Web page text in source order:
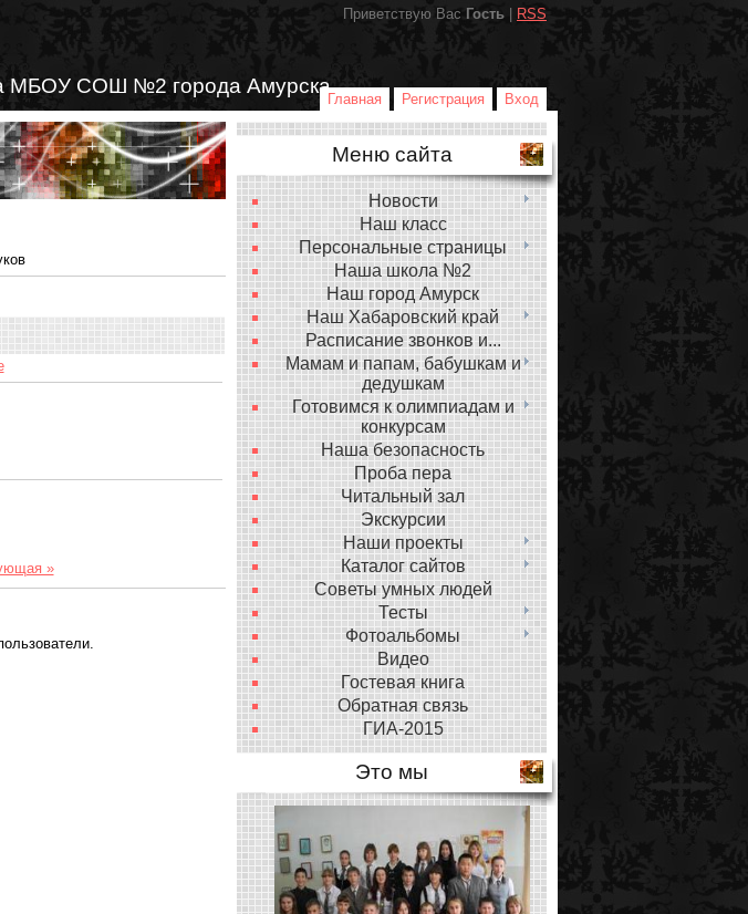
Приветствую Вас Гость RSS
МБОУ СОШ №2 города Амурска
Главная Регистрация Вход
»
Меню сайта
Новости
Наш класс
Персональные страницы
Наша школа №2
Наш город Амурск
Наш Хабаровский край
Расписание звонков и...
Мамам и папам, бабушкам и
дедушкам
Готовимся к олимпиадам и
конкурсам
Наша безопасность
Проба пера
Читальный зал
Экскурсии
Наши проекты
Каталог сайтов
Советы умных людей
Тесты
Фотоальбомы
Видео
Гостевая книга
Обратная связь
ГИА-2015
Это мы